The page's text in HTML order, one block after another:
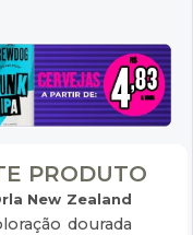
PRODUTO
New Zealand
dourada